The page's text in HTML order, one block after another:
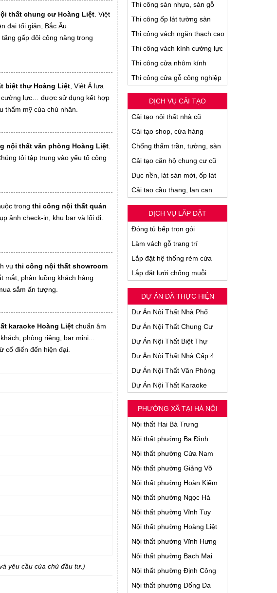
thất chung cư Hoàng Liệt . Việt
đại tối giản, Bắc Âu
gấp đôi công năng trong
biệt thự Hoàng Liệt , Việt Á lựa
cường lực… được sử dụng kết hợp
thẩm mỹ của chủ nhân.
nội thất văn phòng Hoàng Liệt
tôi tập trung vào yếu tố công
trong thi công nội thất quán
ảnh check-in, khu bar và lối đi.
vụ thi công nội thất showroom
mắt, phân luồng khách hàng
sắm ấn tượng.
karaoke Hoàng Liệt chuẩn âm
phòng riêng, bar mini...
cổ điển đến hiện đại.
yêu cầu của chủ đầu tư.)
Thi công sàn nhựa, sàn gỗ
Thi công ốp lát tường sàn
Thi công vách ngăn thạch cao
Thi công vách kính cường lực
Thi công cửa nhôm kính
Thi công cửa gỗ công nghiệp
DỊCH VỤ CẢI TẠO
Cải tạo nội thất nhà cũ
Cải tạo shop, cửa hàng
Chống thấm trần, tường, sàn
Cải tạo căn hộ chung cư cũ
Đục nền, lát sàn mới, ốp lát
Cải tạo cầu thang, lan can
DỊCH VỤ LẮP ĐẶT
Đóng tủ bếp trọn gói
Làm vách gỗ trang trí
Lắp đặt hệ thống rèm cửa
Lắp đặt lưới chống muỗi
DỰ ÁN ĐÃ THỰC HIỆN
Dự Án Nội Thất Nhà Phố
Dự Án Nội Thất Chung Cư
Dự Án Nội Thất Biệt Thự
Dự Án Nội Thất Nhà Cấp 4
Dự Án Nội Thất Văn Phòng
Dự Án Nội Thất Karaoke
PHƯỜNG XÃ TẠI HÀ NỘI
Nội thất Hai Bà Trưng
Nội thất phường Ba Đình
Nội thất phường Cửa Nam
Nội thất phường Giảng Võ
Nội thất phường Hoàn Kiếm
Nội thất phường Ngọc Hà
Nội thất phường Vĩnh Tuy
Nội thất phường Hoàng Liệt
Nội thất phường Vĩnh Hưng
Nội thất phường Bạch Mai
Nội thất phường Định Công
Nội thất phường Đống Đa